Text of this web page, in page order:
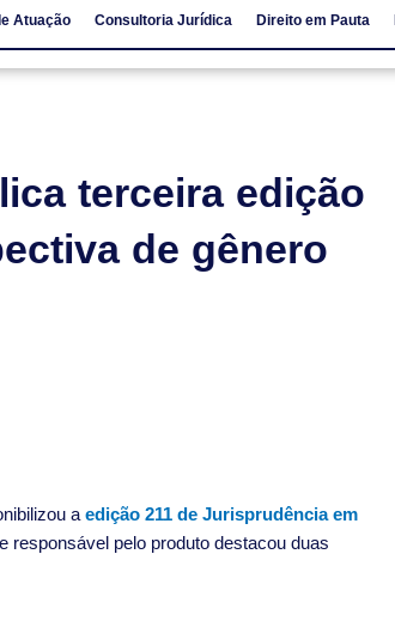
Atuação Consultoria Jurídica Direito em Pauta
terceira edição
de gênero
a edição 211 de Jurisprudência em
responsável pelo produto destacou duas